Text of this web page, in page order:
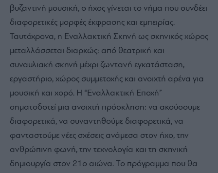
βυζαντινή μουσική, ο ήχος γίνεται το νήμα που συνδέει
διαφορετικές μορφές έκφρασης και εμπειρίας.
Ταυτόχρονα, η Εναλλακτική Σκηνή ως σκηνικός χώρος
μεταλλάσσεται διαρκώς: από θεατρική και
συναυλιακή σκηνή μέχρι ζωντανή εγκατάσταση,
εργαστήριο, χώρος συμμετοχής και ανοιχτή αρένα για
μουσική και χορό. Η “Εναλλακτική Εποχή”
σηματοδοτεί μια ανοιχτή πρόσκληση: να ακούσουμε
διαφορετικά, να συναντηθούμε διαφορετικά, να
φανταστούμε νέες σχέσεις ανάμεσα στον ήχο, την
ανθρώπινη φωνή, την τεχνολογία και τη σκηνική
δημιουργία στον 21ο αιώνα. Το πρόγραμμα που θα